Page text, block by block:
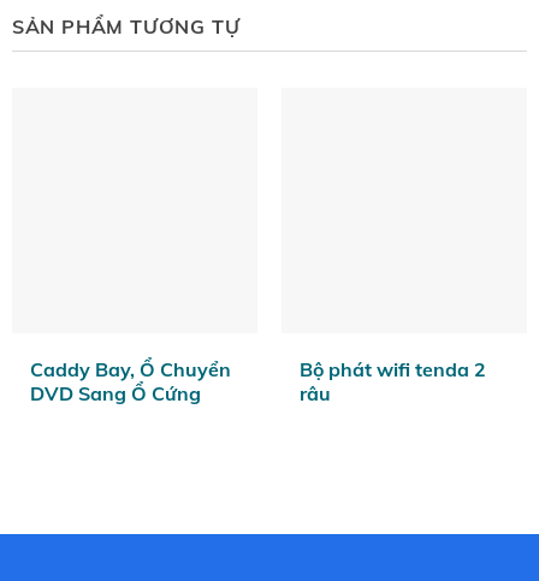
SẢN PHẨM TƯƠNG TỰ
Caddy Bay, Ổ Chuyển
DVD Sang Ổ Cứng
Bộ phát wifi tenda 2
râu